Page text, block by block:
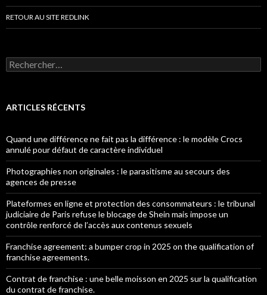
RETOUR AU SITE REDLINK
Rechercher :
ARTICLES RÉCENTS
Quand une différence ne fait pas la différence : le modèle Crocs
annulé pour défaut de caractère individuel
Photographies non originales : le parasitisme au secours des
agences de presse
Plateformes en ligne et protection des consommateurs : le tribunal
judiciaire de Paris refuse le blocage de Shein mais impose un
contrôle renforcé de l’accès aux contenus sexuels
Franchise agreement: a bumper crop in 2025 on the qualification of
franchise agreements.
Contrat de franchise : une belle moisson en 2025 sur la qualification
du contrat de franchise.